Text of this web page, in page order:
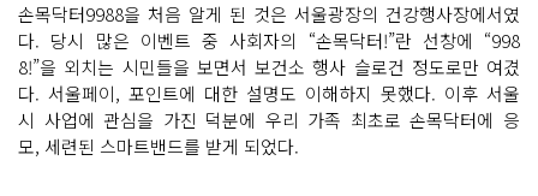
손목닥터9988을 처음 알게 된 것은 서울광장의 건강행사장에서였
다. 당시 많은 이벤트 중 사회자의 “손목닥터!”란 선창에 “998
8!”을 외치는 시민들을 보면서 보건소 행사 슬로건 정도로만 여겼
다. 서울페이, 포인트에 대한 설명도 이해하지 못했다. 이후 서울
시 사업에 관심을 가진 덕분에 우리 가족 최초로 손목닥터에 응
모, 세련된 스마트밴드를 받게 되었다.